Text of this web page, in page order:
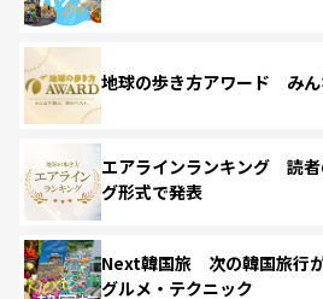
地球の歩き方アワード みん
エアラインランキング 読
グ形式で発表
Next韓国旅 次の韓国旅行
グルメ・テクニック